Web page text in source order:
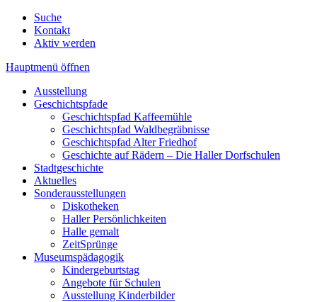
Suche
Kontakt
Aktiv werden
Hauptmenü öffnen
Ausstellung
Geschichtspfade
Geschichtspfad Kaffeemühle
Geschichtspfad Waldbegräbnisse
Geschichtspfad Alter Friedhof
Geschichte auf Rädern – Die Haller Dorfschulen
Stadtgeschichte
Aktuelles
Sonderausstellungen
Diskotheken
Haller Persönlichkeiten
Halle gemalt
ZeitSprünge
Museumspädagogik
Kindergeburtstag
Angebote für Schulen
Ausstellung Kinderbilder